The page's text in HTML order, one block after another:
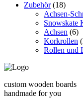
Zubehör (18)
Achsen-
Snowskate
Achsen (6)
Korkrollen
Rollen und
custom wooden boards
handmade for you